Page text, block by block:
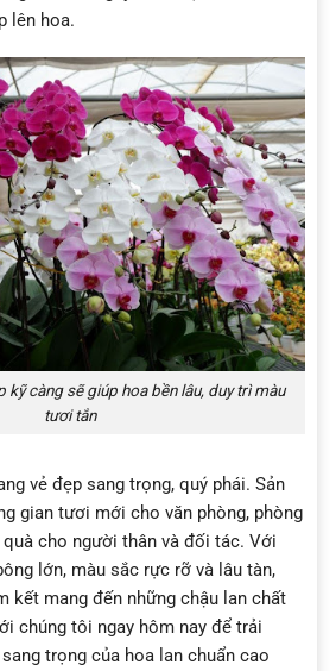
lên hoa.
kỹ càng sẽ giúp hoa bền lâu, duy trì màu
tươi tắn
vẻ đẹp sang trọng, quý phái. Sản
gian tươi mới cho văn phòng, phòng
cho người thân và đối tác. Với
lớn, màu sắc rực rỡ và lâu tàn,
kết mang đến những chậu lan chất
chúng tôi ngay hôm nay để trải
trọng của hoa lan chuẩn cao